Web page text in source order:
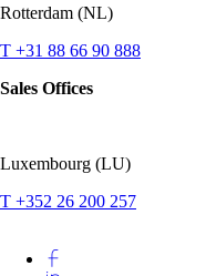
Rotterdam (NL)
T +31 88 66 90 888
Sales Offices
Luxembourg (LU)
T +352 26 200 257